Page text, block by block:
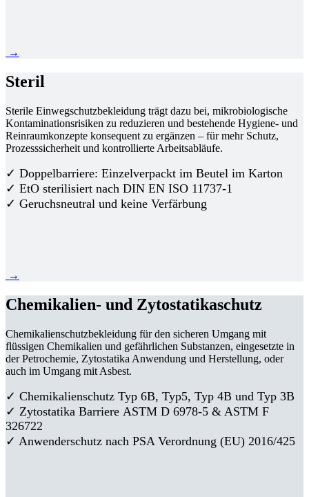
→
Steril
Sterile Einwegschutzbekleidung trägt dazu bei, mikrobiologische
Kontaminationsrisiken zu reduzieren und bestehende Hygiene- und
Reinraumkonzepte konsequent zu ergänzen – für mehr Schutz,
Prozesssicherheit und kontrollierte Arbeitsabläufe.
✓ Doppelbarriere: Einzelverpackt im Beutel im Karton
✓ EtO sterilisiert nach DIN EN ISO 11737-1
✓ Geruchsneutral und keine Verfärbung
→
Chemikalien- und Zytostatikaschutz
Chemikalienschutzbekleidung für den sicheren Umgang mit
flüssigen Chemikalien und gefährlichen Substanzen, eingesetzte in
der Petrochemie, Zytostatika Anwendung und Herstellung, oder
auch im Umgang mit Asbest.
✓ Chemikalienschutz Typ 6B, Typ5, Typ 4B und Typ 3B
✓ Zytostatika Barriere ASTM D 6978-5 & ASTM F
326722
✓ Anwenderschutz nach PSA Verordnung (EU) 2016/425